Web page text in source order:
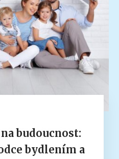
budoucnost:
bydlením a